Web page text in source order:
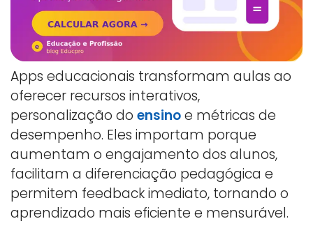
Apps educacionais transformam aulas ao
oferecer recursos interativos,
personalização do ensinoe métricas de
desempenho. Eles importam porque
aumentam o engajamento dos alunos,
facilitam a diferenciação pedagógica e
permitem feedback imediato, tornando o
aprendizado mais eficiente e mensurável.